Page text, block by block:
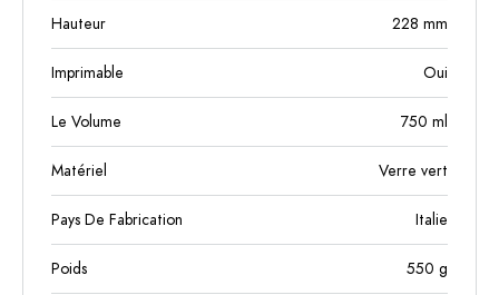
Hauteur 228 mm
Imprimable Oui
Le Volume 750 ml
Matériel Verre vert
Pays De Fabrication Italie
Poids 550 g